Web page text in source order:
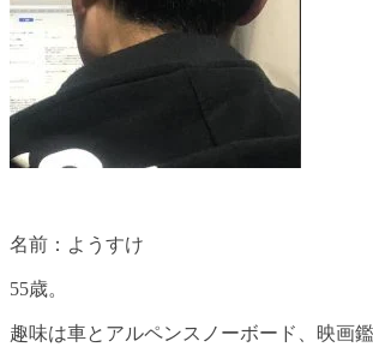
名前：ようすけ
55歳。
趣味は車とアルペンスノーボード、映画鑑